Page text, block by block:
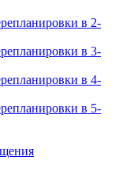
в 2-
в 3-
в 4-
в 5-